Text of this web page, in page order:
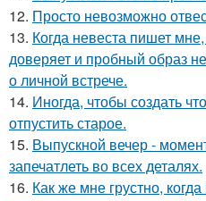
12. Просто невозможно
13. Когда невеста пишет
доверяет и пробный образ
о личной встрече.
14. Иногда, чтобы создать
отпустить старое.
15. Выпускной вечер -
запечатлеть во всех деталях.
16. Как же мне грустно,